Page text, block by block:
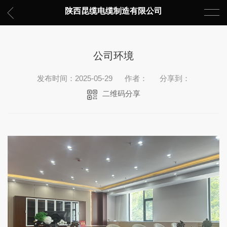
陕西昆缆电缆制造有限公司
公司环境
发布时间：2025-05-29 作者：
分享到：
二维码分享